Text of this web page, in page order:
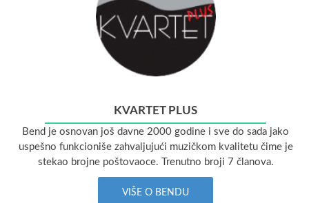
KVARTET PLUS
Bend je osnovan još davne 2000 godine i sve do sada jako
uspešno funkcioniše zahvaljujući muzičkom kvalitetu čime je
stekao brojne poštovaoce. Trenutno broji 7 članova.
VIŠE O BENDU